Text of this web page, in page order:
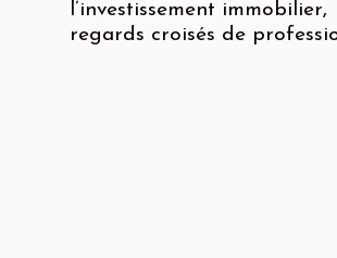
l’investissement immobilier,
regards croisés de